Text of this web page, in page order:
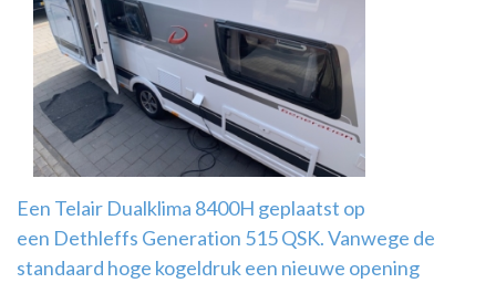
Airco
montage
Een Telair Dualklima 8400H geplaatst op
een Dethleffs Generation 515 QSK. Vanwege de
standaard hoge kogeldruk een nieuwe opening